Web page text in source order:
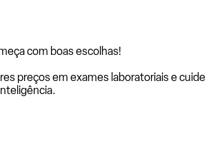
com boas escolhas!
preços em exames laboratoriais e cuide